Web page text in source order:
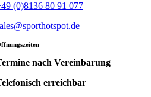
(0)8136 80 91 077
nach Vereinbarung
erreichbar